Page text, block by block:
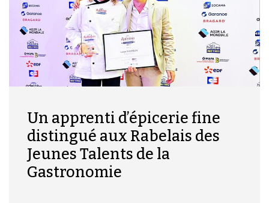
Un apprenti d’épicerie fine
distingué aux Rabelais des
Jeunes Talents de la
Gastronomie